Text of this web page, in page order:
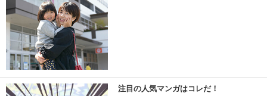
注目の人気マンガはコレだ！